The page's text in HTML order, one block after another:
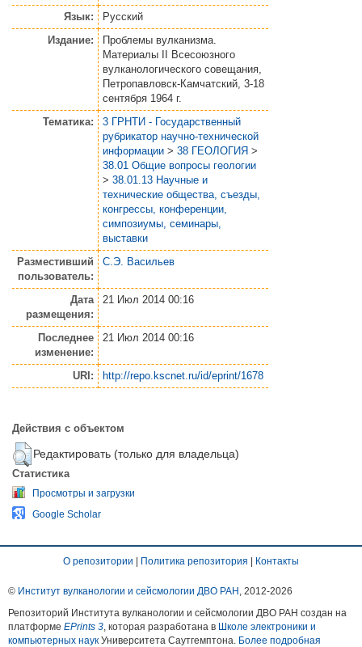
Язык:
Русский
Издание:
Проблемы вулканизма.
Материалы II Всесоюзного
вулканологического совещания,
Петропавловск-Камчатский, 3-18
сентября 1964 г.
Тематика:
3 ГРНТИ - Государственный
рубрикатор научно-технической
информации > 38 ГЕОЛОГИЯ >
38.01 Общие вопросы геологии
> 38.01.13 Научные и
технические общества, съезды,
конгрессы, конференции,
симпозиумы, семинары,
выставки
Разместивший
пользователь:
С.Э. Васильев
Дата
размещения:
21 Июл 2014 00:16
Последнее
изменение:
21 Июл 2014 00:16
URI: http://repo.kscnet.ru/id/eprint/1678
Действия с объектом
Редактировать (только для владельца)
Статистика
Просмотры и загрузки
Google Scholar
О репозитории | Политика репозитория | Контакты
© Институт вулканологии и сейсмологии ДВО РАН , 2012-2026
Репозиторий Института вулканологии и сейсмологии ДВО РАН создан на
платформе EPrints 3 , которая разработана в Школе электроники и
компьютерных наук Университета Саутгемптона. Более подробная